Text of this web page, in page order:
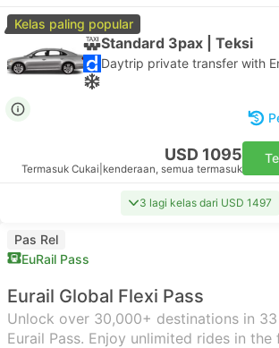
Kelas paling popular
Standard 3pax | Teksi
USD 1095
Termasuk Cukai kenderaan, semua termasuk
3 lagi kelas dari USD 1497
Pas Rel
EuRail Pass
Eurail Global Flexi Pass
Unlock over 30,000+ destinations in
Eurail Pass. Enjoy unlimited rides in